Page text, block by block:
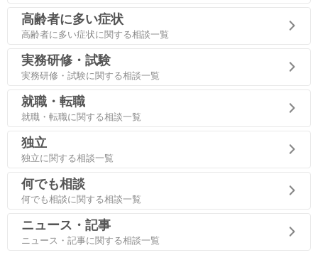
高齢者に多い症状
高齢者に多い症状に関する相談一覧
実務研修・試験
実務研修・試験に関する相談一覧
就職・転職
就職・転職に関する相談一覧
独立
独立に関する相談一覧
何でも相談
何でも相談に関する相談一覧
ニュース・記事
ニュース・記事に関する相談一覧